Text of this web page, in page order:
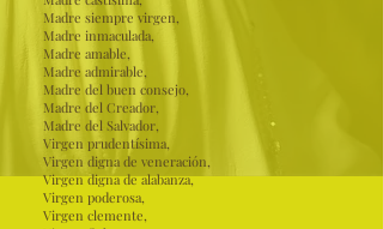
Madre siempre virgen,
Madre inmaculada,
Madre amable,
Madre admirable,
Madre del buen consejo,
Madre del Creador,
Madre del Salvador,
Virgen prudentísima,
Virgen digna de veneración,
Virgen digna de alabanza,
Virgen poderosa,
Virgen clemente,